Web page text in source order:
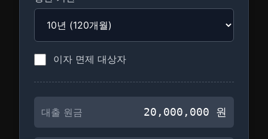
이자 면제 대상자
대출 원금 20,000,000 원